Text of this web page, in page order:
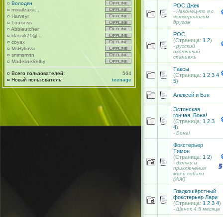
¤ Володян
¤ mixailzaxa...
¤ Harveyr
¤ Louisoss
¤ Abbieutcher
¤ klassik21@...
¤ coyax
¤ MsRykova
¤ smmsmrtn
¤ MadelineSelby
¤ Всего пользователей:
564
¤ Новый пользователь: teenage
РОС Джек
- Наконец-то я с
четвероногим
другом
РОС
(Страница: 1 2)
- русский
охотничий
спаниель
Таксы
(Страница: 1 2 3 4
5)
Алексей и Бэн
Эстонская
гончая_Бона!
(Страница: 1 2 3
4)
- Бона!
Фокстерьер
Тимон
(Страница: 1 2)
- фотки и
приключения
моей собаки
(ЖЖ)
Гладкошёрстный
фокстерьер Лари
(Страница: 1 2 3 4)
- Щенок 4.5 месяца